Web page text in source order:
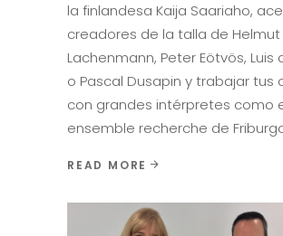
la finlandesa Kaija Saariaho,
creadores de la talla de Helmut
Lachenmann, Peter Eötvös, Luis
o Pascal Dusapin y trabajar tus
con grandes intérpretes como
ensemble recherche de
READ MORE